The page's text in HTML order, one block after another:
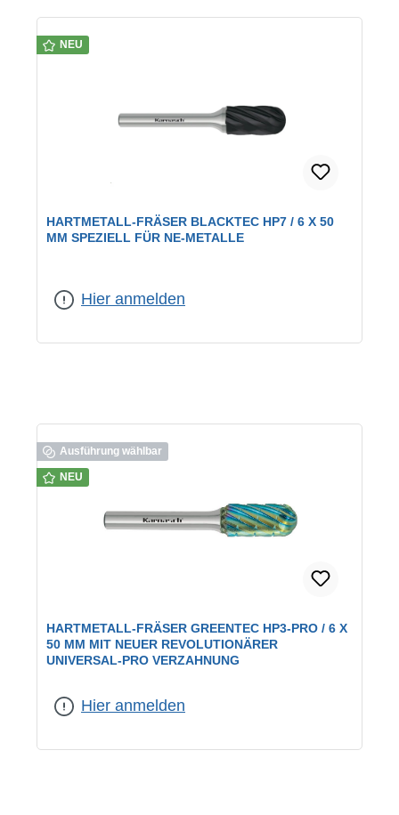
NEU
HARTMETALL-FRÄSER BLACKTEC HP7 / 6 X 50
MM SPEZIELL FÜR NE-METALLE
Hier anmelden
Ausführung wählbar
NEU
HARTMETALL-FRÄSER GREENTEC HP3-PRO / 6 X
50 MM MIT NEUER REVOLUTIONÄRER
UNIVERSAL-PRO VERZAHNUNG
Hier anmelden